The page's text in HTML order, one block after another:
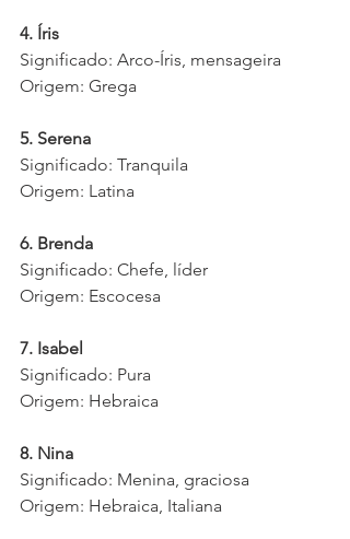
4. Íris
Significado: Arco-Íris, mensageira
Origem: Grega
5. Serena
Significado: Tranquila
Origem: Latina
6. Brenda
Significado: Chefe, líder
Origem: Escocesa
7. Isabel
Significado: Pura
Origem: Hebraica
8. Nina
Significado: Menina, graciosa
Origem: Hebraica, Italiana